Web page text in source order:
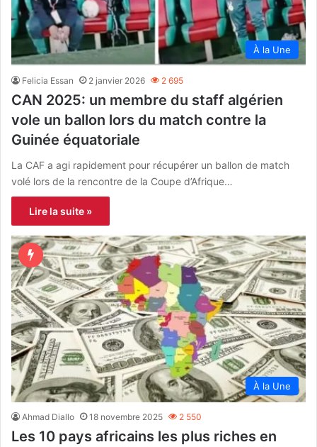
À la Une
Felicia Essan 2 janvier 2026 2 695
CAN 2025: un membre du staff algérien
vole un ballon lors du match contre la
Guinée équatoriale
La CAF a agi rapidement pour récupérer un ballon de match
volé lors de la rencontre de la Coupe d’Afrique…
Lire la suite »
À la Une
Ahmad Diallo 18 novembre 2025 2 550
Les 10 pays africains les plus riches en